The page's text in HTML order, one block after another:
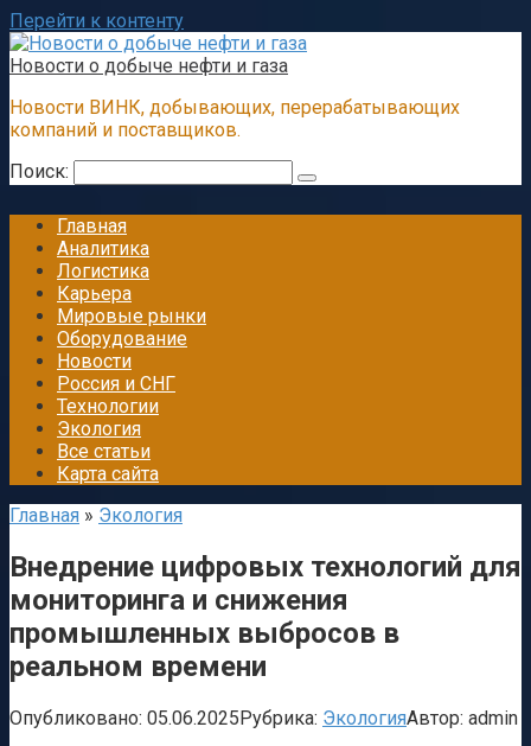
Перейти к контенту
Новости о добыче нефти и газа
Новости ВИНК, добывающих, перерабатывающих
компаний и поставщиков.
Поиск:
Главная
Аналитика
Логистика
Карьера
Мировые рынки
Оборудование
Новости
Россия и СНГ
Технологии
Экология
Все статьи
Карта сайта
Главная » Экология
Внедрение цифровых технологий для
мониторинга и снижения
промышленных выбросов в
реальном времени
Опубликовано: 05.06.2025Рубрика: ЭкологияАвтор: admin